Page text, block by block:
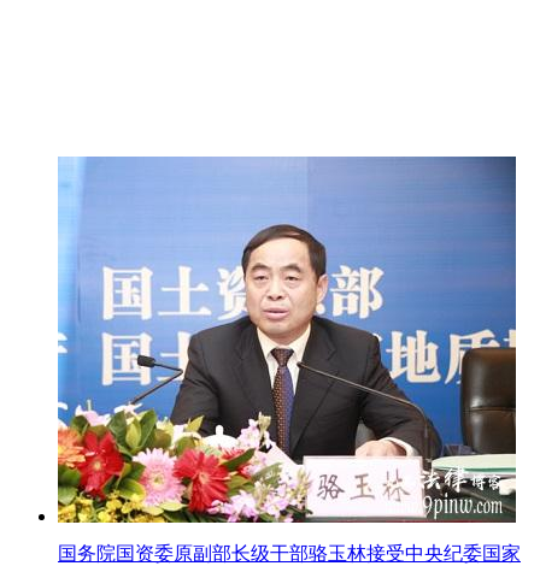
国务院国资委原副部长级干部骆玉林接受中央纪委国家